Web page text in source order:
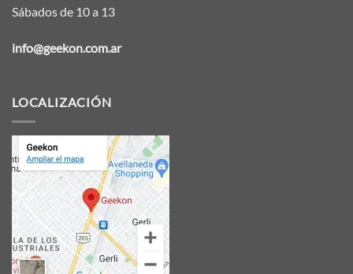
Sábados de 10 a 13
info@geekon.com.ar
LOCALIZACIÓN